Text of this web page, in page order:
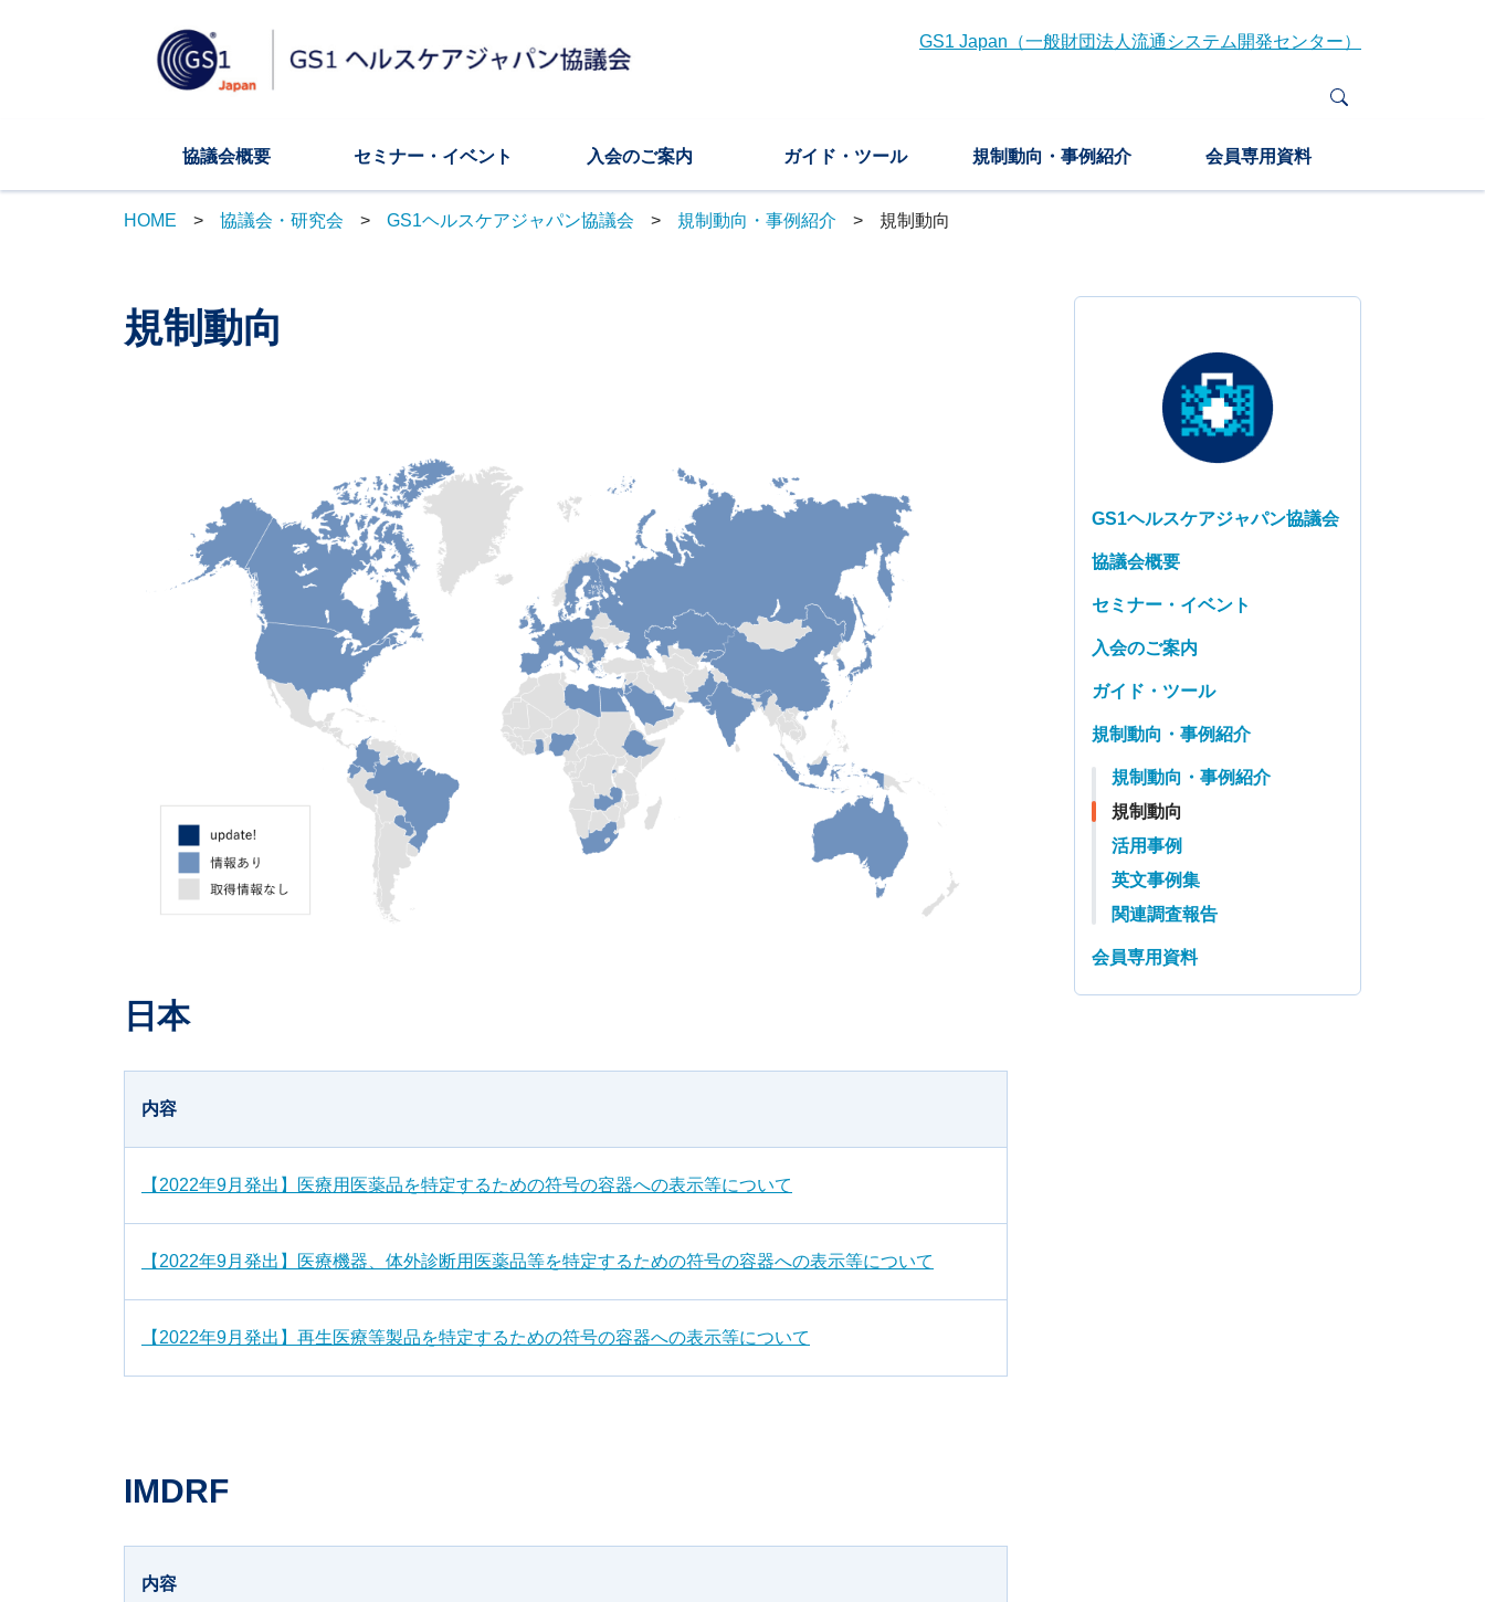
GS1 Japan（一般財団法人流通システム開発センター）
協議会概要 セミナー・イベント 入会のご案内 ガイド・ツール 規制動向・事例紹介 会員専用資料
HOME 協議会・研究会 GS1ヘルスケアジャパン協議会 規制動向・事例紹介 規制動向
規制動向
日本
内容
【2022年9月発出】医療用医薬品を特定するための符号の容器への表示等について
【2022年9月発出】医療機器、体外診断用医薬品等を特定するための符号の容器への表示等について
【2022年9月発出】再生医療等製品を特定するための符号の容器への表示等について
IMDRF
内容
GS1ヘルスケアジャパン協議会
協議会概要
セミナー・イベント
入会のご案内
ガイド・ツール
規制動向・事例紹介
規制動向・事例紹介
規制動向
活用事例
英文事例集
関連調査報告
会員専用資料